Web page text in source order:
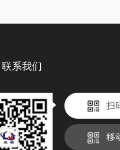
联系我们
扫
移